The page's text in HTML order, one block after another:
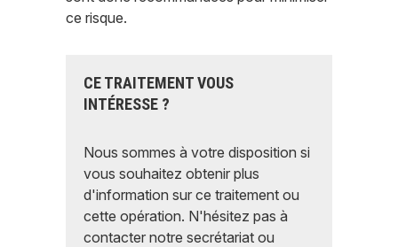
ce risque.
CE TRAITEMENT VOUS
INTÉRESSE ?
Nous sommes à votre disposition si
vous souhaitez obtenir plus
d'information sur ce traitement ou
cette opération. N'hésitez pas à
contacter notre secrétariat ou